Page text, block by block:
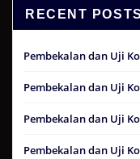
RECENT POSTS
Pembekalan dan Uji
Pembekalan dan Uji
Pembekalan dan Uji
Pembekalan dan Uji